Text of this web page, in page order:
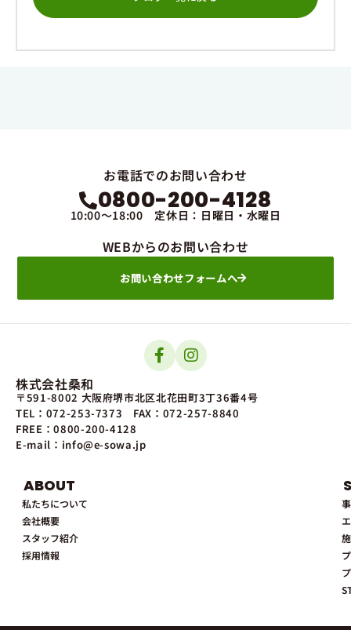
お電話でのお問い合わせ
0800-200-4128
10:00～18:00 定休日：日曜日・水曜日
WEBからのお問い合わせ
お問い合わせフォームへ
株式会社桑和
〒591-8002 大阪府堺市北区北花田町3丁36番4号
TEL：072-253-7373 FAX：072-257-8840
FREE：0800-200-4128
E-mail：info@e-sowa.jp
ABOUT
私たちについて
会社概要
スタッフ紹介
採用情報